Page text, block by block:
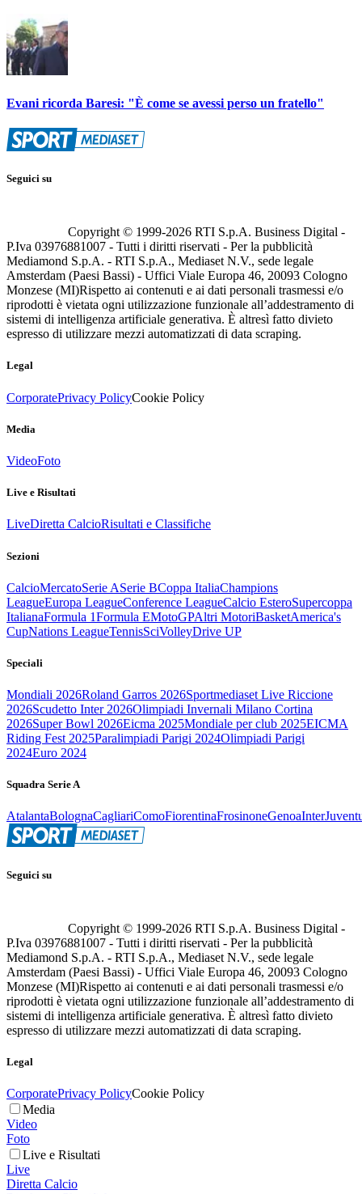
Evani ricorda Baresi: "È come se avessi perso un fratello"
Seguici su
Copyright © 1999-2026 RTI S.p.A. Business Digital -
P.Iva 03976881007 - Tutti i diritti riservati - Per la pubblicità
Mediamond S.p.A. - RTI S.p.A., Mediaset N.V., sede legale
Amsterdam (Paesi Bassi) - Uffici Viale Europa 46, 20093 Cologno
Monzese (MI)Rispetto ai contenuti e ai dati personali trasmessi e/o
riprodotti è vietata ogni utilizzazione funzionale all’addestramento di
sistemi di intelligenza artificiale generativa. È altresì fatto divieto
espresso di utilizzare mezzi automatizzati di data scraping.
Legal
CorporatePrivacy PolicyCookie Policy
Media
VideoFoto
Live e Risultati
LiveDiretta CalcioRisultati e Classifiche
Sezioni
CalcioMercatoSerie ASerie BCoppa ItaliaChampions
LeagueEuropa LeagueConference LeagueCalcio EsteroSupercoppa
ItalianaFormula 1Formula EMotoGPAltri MotoriBasketAmerica's
CupNations LeagueTennisSciVolleyDrive UP
Speciali
Mondiali 2026Roland Garros 2026Sportmediaset Live Riccione
2026Scudetto Inter 2026Olimpiadi Invernali Milano Cortina
2026Super Bowl 2026Eicma 2025Mondiale per club 2025EICMA
Riding Fest 2025Paralimpiadi Parigi 2024Olimpiadi Parigi
2024Euro 2024
Squadra Serie A
AtalantaBolognaCagliariComoFiorentinaFrosinoneGenoaInter
Seguici su
Copyright © 1999-2026 RTI S.p.A. Business Digital -
P.Iva 03976881007 - Tutti i diritti riservati - Per la pubblicità
Mediamond S.p.A. - RTI S.p.A., Mediaset N.V., sede legale
Amsterdam (Paesi Bassi) - Uffici Viale Europa 46, 20093 Cologno
Monzese (MI)Rispetto ai contenuti e ai dati personali trasmessi e/o
riprodotti è vietata ogni utilizzazione funzionale all’addestramento di
sistemi di intelligenza artificiale generativa. È altresì fatto divieto
espresso di utilizzare mezzi automatizzati di data scraping.
Legal
CorporatePrivacy PolicyCookie Policy
Media
Video
Foto
Live e Risultati
Live
Diretta Calcio